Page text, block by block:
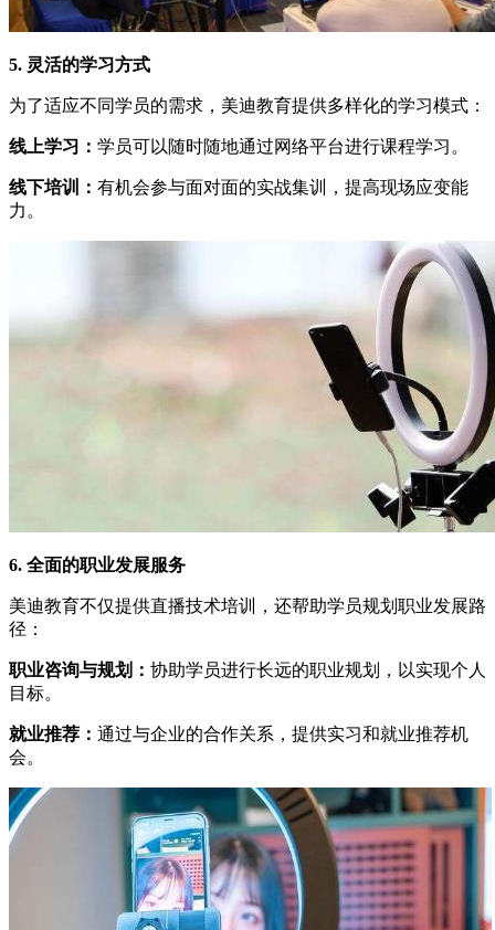
5. 灵活的学习方式
为了适应不同学员的需求，美迪教育提供多样化的学习模式：
线上学习： 学员可以随时随地通过网络平台进行课程学习。
线下培训： 有机会参与面对面的实战集训，提高现场应变能
力。
6. 全面的职业发展服务
美迪教育不仅提供直播技术培训，还帮助学员规划职业发展路
径：
职业咨询与规划： 协助学员进行长远的职业规划，以实现个人
目标。
就业推荐： 通过与企业的合作关系，提供实习和就业推荐机
会。